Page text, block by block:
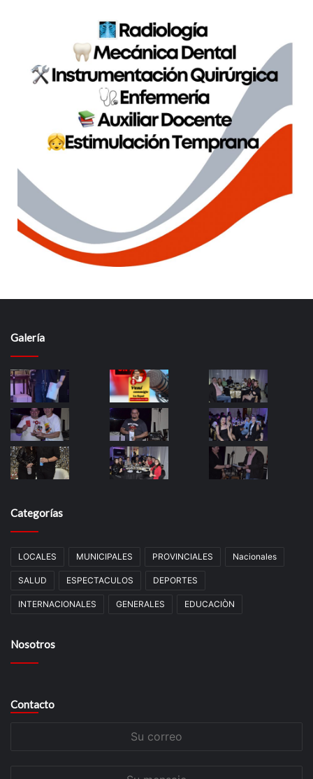
Galería
Categorías
LOCALES MUNICIPALES PROVINCIALES Nacionales
SALUD ESPECTACULOS DEPORTES
INTERNACIONALES GENERALES EDUCACIÒN
Nosotros
Contacto